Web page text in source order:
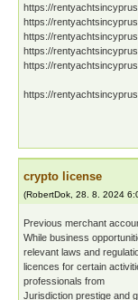
https://
https://
https://
https://
https://
https://
crypto license
(RobertDok 28. 8. 2024
Previous merchant
While business
relevant laws and
licences for certain
professionals from
Jurisdiction prestige and